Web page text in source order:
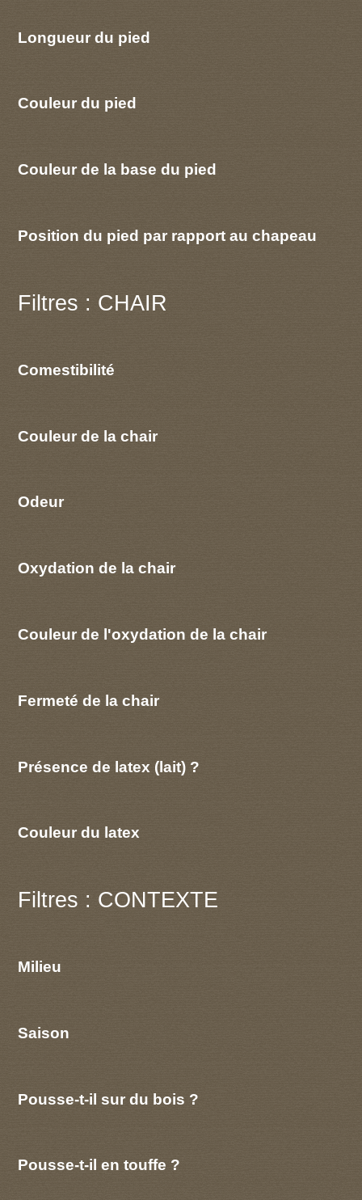
Longueur du pied
Couleur du pied
Couleur de la base du pied
Position du pied par rapport au chapeau
Filtres : CHAIR
Comestibilité
Couleur de la chair
Odeur
Oxydation de la chair
Couleur de l'oxydation de la chair
Fermeté de la chair
Présence de latex (lait) ?
Couleur du latex
Filtres : CONTEXTE
Milieu
Saison
Pousse-t-il sur du bois ?
Pousse-t-il en touffe ?